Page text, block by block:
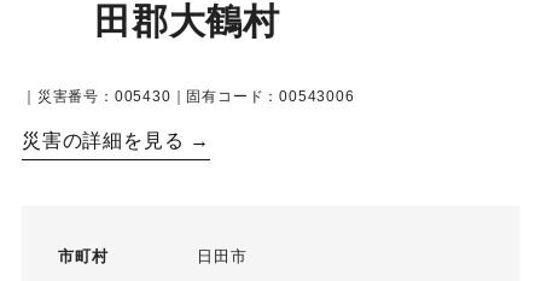
田郡大鶴村
｜災害番号：005430｜固有コード：00543006
災害の詳細を見る →
市町村 日田市